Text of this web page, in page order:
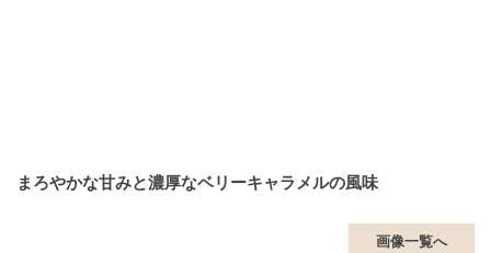
まろやかな甘みと濃厚なベリーキャラメルの風味
画像一覧へ